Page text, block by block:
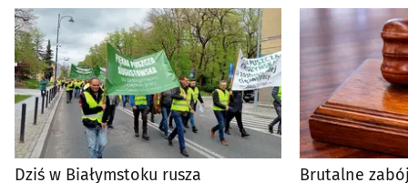
Dziś w Białymstoku rusza
Brutalne